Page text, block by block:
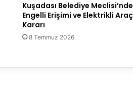
Kuşadası Belediye Meclisi’nde
Engelli Erişimi ve Elektrikli Araç
Kararı
8 Temmuz 2026